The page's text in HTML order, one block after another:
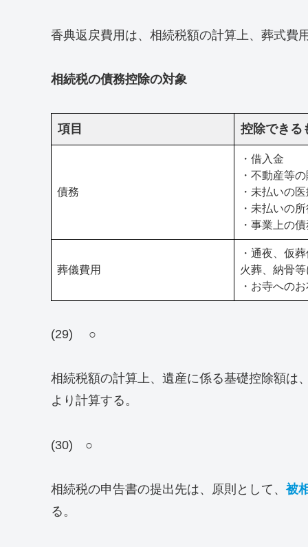
香典返戻費用は、相続税額の計算上、葬式費
相続税の債務控除の対象
項目 控除できる
債務
・借入金
・不動産等
・未払いの
・未払いの
・事業上の
葬儀費用
・通夜、仮
火葬、納骨
・お寺への
(29) ○
相続税額の計算上、遺産に係る基礎控除額は
より計算する。
(30) ○
相続税の申告書の提出先は、原則として、被
る。